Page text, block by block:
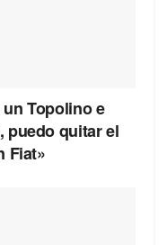
Topolino e
puedo quitar el
Fiat»